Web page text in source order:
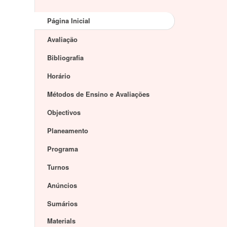
Página Inicial
Avaliação
Bibliografia
Horário
Métodos de Ensino e Avaliações
Objectivos
Planeamento
Programa
Turnos
Anúncios
Sumários
Materials